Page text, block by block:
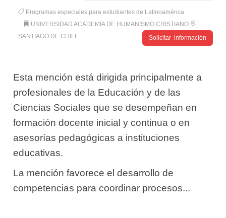
Programas especiales para estudiantes de Latinoamérica
UNIVERSIDAD ACADEMIA DE HUMANISMO CRISTIANO
SANTIAGO DE CHILE
Solicitar información
Esta mención está dirigida principalmente a
profesionales de la Educación y de las
Ciencias Sociales que se desempeñan en
formación docente inicial y continua o en
asesorías pedagógicas a instituciones
educativas.
La mención favorece el desarrollo de
competencias para coordinar procesos...